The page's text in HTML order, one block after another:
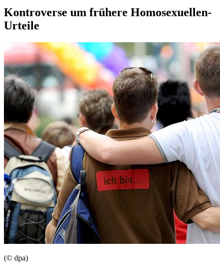
Kontroverse um frühere Homosexuellen-
Urteile
(© dpa)